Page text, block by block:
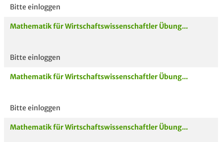
Bitte einloggen
Mathematik für Wirtschaftswissenschaftler Übung...
Bitte einloggen
Mathematik für Wirtschaftswissenschaftler Übung...
Bitte einloggen
Mathematik für Wirtschaftswissenschaftler Übung...